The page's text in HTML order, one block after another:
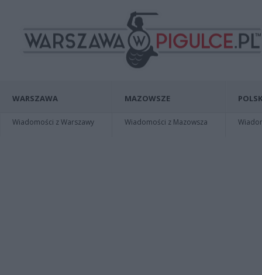
WARSZAWA
Wiadomości z Warszawy
MAZOWSZE
Wiadomości z Mazowsza